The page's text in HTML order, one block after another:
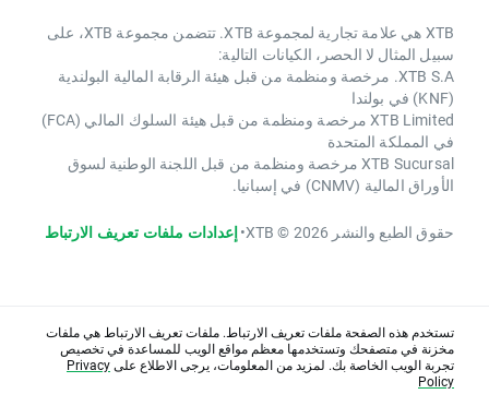
XTB هي علامة تجارية لمجموعة XTB. تتضمن مجموعة XTB، على
سبيل المثال لا الحصر، الكيانات التالية:
XTB S.A. مرخصة ومنظمة من قبل هيئة الرقابة المالية البولندية
(KNF) في بولندا
XTB Limited مرخصة ومنظمة من قبل هيئة السلوك المالي (FCA)
في المملكة المتحدة
XTB Sucursal مرخصة ومنظمة من قبل اللجنة الوطنية لسوق
الأوراق المالية (CNMV) في إسبانيا.
حقوق الطبع والنشر 2026 © XTB •إعدادات ملفات تعريف الارتباط
تستخدم هذه الصفحة ملفات تعريف الارتباط. ملفات تعريف الارتباط هي ملفات
مخزنة في متصفحك وتستخدمها معظم مواقع الويب للمساعدة في تخصيص
تجربة الويب الخاصة بك. لمزيد من المعلومات، يرجى الاطلاع علىPrivacy
Policy